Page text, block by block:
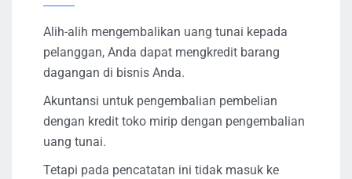
Alih-alih mengembalikan uang tunai kepada
pelanggan, Anda dapat mengkredit barang
dagangan di bisnis Anda.
Akuntansi untuk pengembalian pembelian
dengan kredit toko mirip dengan pengembalian
uang tunai.
Tetapi pada pencatatan ini tidak masuk ke